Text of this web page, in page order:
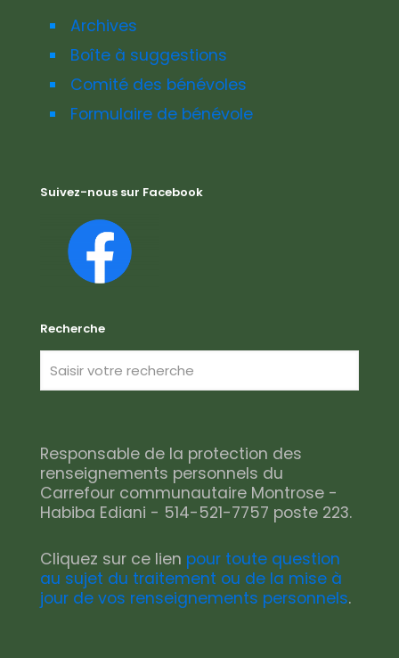
Archives
Boîte à suggestions
Comité des bénévoles
Formulaire de bénévole
Suivez-nous sur Facebook
Recherche
Responsable de la protection des
renseignements personnels du
Carrefour communautaire Montrose -
Habiba Ediani - 514-521-7757 poste 223.
Cliquez sur ce lien pour toute question
au sujet du traitement ou de la mise à
jour de vos renseignements personnels.